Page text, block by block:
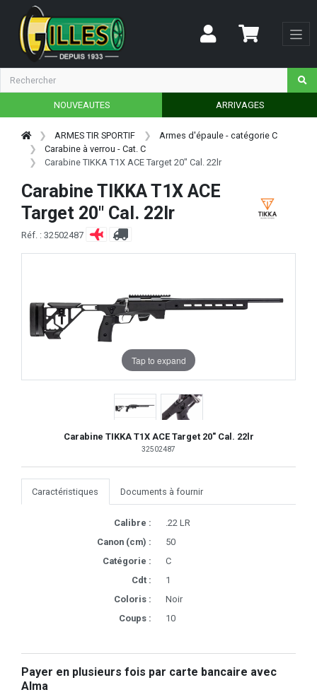
NOUVEAUTES ARRIVAGES
ARMES TIR SPORTIF
Armes d'épaule - catégorie C
Carabine à verrou - Cat. C
Carabine TIKKA T1X ACE Target 20" Cal. 22lr
Carabine TIKKA T1X ACE
Target 20" Cal. 22lr
Réf. : 32502487
Tap to expand
Carabine TIKKA T1X ACE Target 20" Cal. 22lr
32502487
Caractéristiques Documents à fournir
Calibre :
.22 LR
Canon (cm) :
50
Catégorie :
C
Cdt :
1
Coloris :
Noir
Coups :
10
Payer en plusieurs fois par carte bancaire avec
Alma